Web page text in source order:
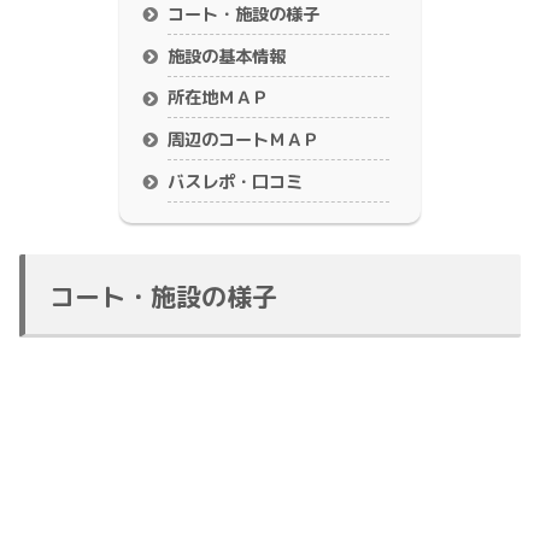
コート・施設の様子
施設の基本情報
所在地ＭＡＰ
周辺のコートＭＡＰ
バスレポ・口コミ
コート・施設の様子